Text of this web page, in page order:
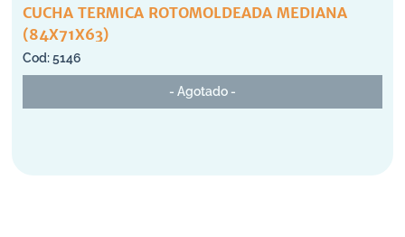
CUCHA TERMICA ROTOMOLDEADA MEDIANA
(84X71X63)
5146
- Agotado -